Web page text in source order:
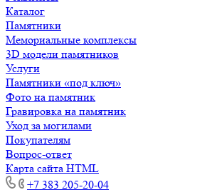
Каталог
Памятники
Мемориальные комплексы
3D модели памятников
Услуги
Памятники «под ключ»
Фото на памятник
Гравировка на памятник
Уход за могилами
Покупателям
Вопрос-ответ
Карта сайта HTML
+7 383 205-20-04